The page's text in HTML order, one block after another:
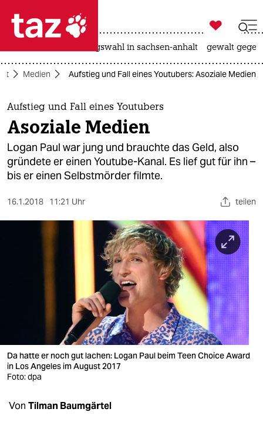
 taz zahl ich
taz zahl ich
themen
politik
öko
verlag
verlag
shop

taz zahl ich
landtagswahl in sachsen-anhalt gewalt
Medien Aufstieg und Fall eines Youtubers: Asoziale Medien
Aufstieg und Fall eines Youtubers
Asoziale Medien
Logan Paul war jung und brauchte das Geld, also
gründete er einen Youtube-Kanal. Es lief gut für ihn –
bis er einen Selbstmörder filmte.
16.1.2018 11:21 Uhr teilen
Da hatte er noch gut lachen: Logan Paul beim Teen Choice Award
in Los Angeles im August 2017
Foto: dpa
Von Tilman Baumgärtel